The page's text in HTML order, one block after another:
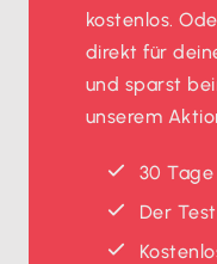
kostenlos.
direkt für
und sparst
unserem
30
Der